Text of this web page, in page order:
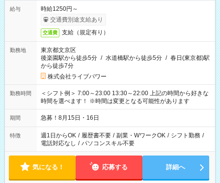
給与
時給1250円～
交通費別途支給あり
交通費 支給（規定有り）
勤務地
東京都文京区
後楽園駅から徒歩5分 / 水道橋駅から徒歩5分 / 春日(東京都)駅
から徒歩7分
株式会社ライブパワー
勤務時間
＜シフト例＞ 7:00～23:00 13:30～22:00 上記の時間から好きな
時間を選べます！ ※時間は変更となる可能性があります
期間 急募！8月15日・16日
特徴 週1日からOK / 履歴書不要 / 副業・WワークOK / シフト勤務 /
電話対応なし / パソコンスキル不要
気になる！ 応募する 詳細へ